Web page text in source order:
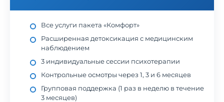
Все услуги пакета «Комфорт»
Расширенная детоксикация с медицинским
наблюдением
3 индивидуальные сессии психотерапии
Контрольные осмотры через 1, 3 и 6 месяцев
Групповая поддержка (1 раз в неделю в течение
3 месяцев)